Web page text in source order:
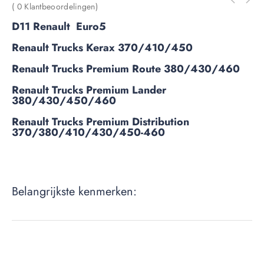
( 0 Klantbeoordelingen)
D11 Renault Euro5
Renault Trucks Kerax 370/410/450
Renault Trucks Premium Route 380/430/460
Renault Trucks Premium Lander
380/430/450/460
Renault Trucks Premium Distribution
370/380/410/430/450-460
Belangrijkste kenmerken: